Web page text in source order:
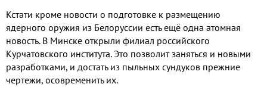
Кстати кроме новости о подготовке к размещению
ядерного оружия из Белоруссии есть ещё одна атомная
новость. В Минске открыли филиал российского
Курчатовского института. Это позволит заняться и новыми
разработками, и достать из пыльных сундуков прежние
чертежи, осовременить их.